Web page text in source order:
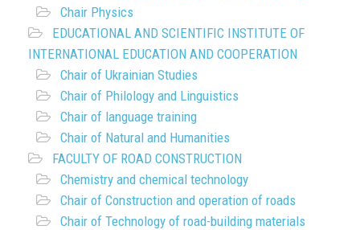
Chair Physics
EDUCATIONAL AND SCIENTIFIC INSTITUTE OF
INTERNATIONAL EDUCATION AND COOPERATION
Chair of Ukrainian Studies
Chair of Philology and Linguistics
Chair of language training
Chair of Natural and Humanities
FACULTY OF ROAD CONSTRUCTION
Chemistry and chemical technology
Chair of Construction and operation of roads
Chair of Technology of road-building materials